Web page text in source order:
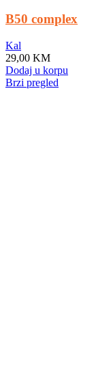
B50 complex
Kal
29,00 KM
Dodaj u korpu
Brzi pregled